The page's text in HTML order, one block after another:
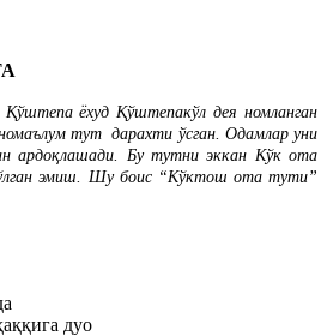
Қўштепа ёхуд Қўштепакўлдея номланган
тутдарахти ўсган. Одамлар уни
ардоқлашади. Бу тутни эккан Кўк ота
эмиш. Шу боис “Кўктош ота тути”
дуо